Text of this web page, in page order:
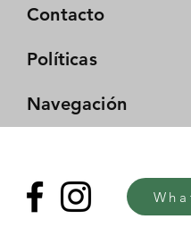
Contacto
Políticas
Navegación